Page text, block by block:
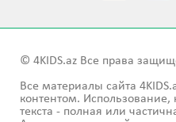
© 4KIDS.az Все права
Все материалы сайта
контентом. Использование,
текста - полная или